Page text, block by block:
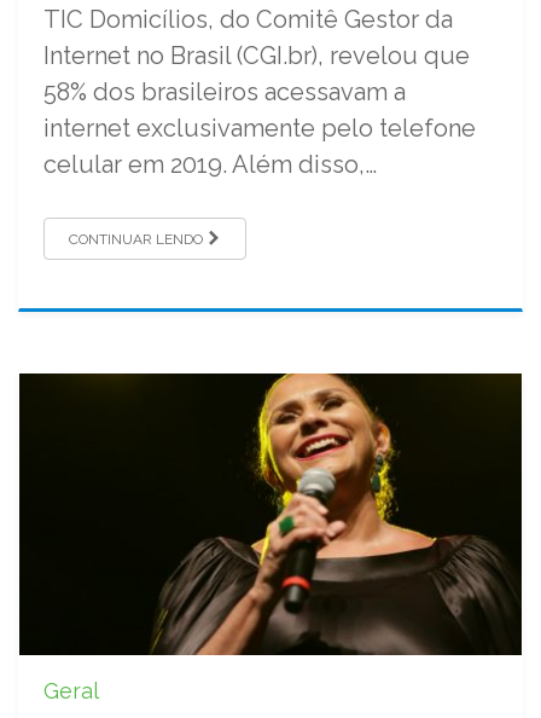
TIC Domicílios, do Comitê Gestor da
Internet no Brasil (CGI.br), revelou que
58% dos brasileiros acessavam a
internet exclusivamente pelo telefone
celular em 2019. Além disso,…
CONTINUAR LENDO
Geral